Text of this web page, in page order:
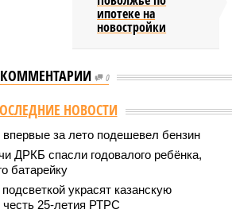
ипотеке на
новостройки
КОММЕНТАРИИ 0
НОВОСТИ
впервые за лето подешевел бензин
ДРКБ спасли годовалого ребёнка,
батарейку
украсят казанскую
25-летия РТРС